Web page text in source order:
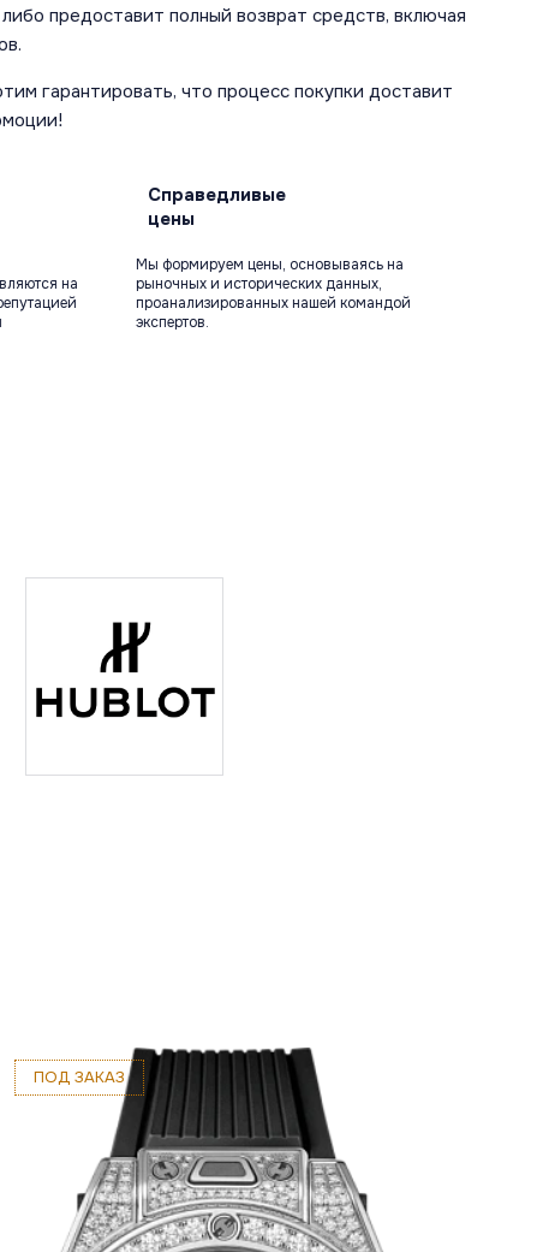
предоставит полный возврат средств, включая
гарантировать, что процесс покупки доставит
на
Справедливые
цены
Мы формируем цены, основываясь на
рыночных и исторических данных,
проанализированных нашей командой
экспертов.
ПОД ЗАКАЗ